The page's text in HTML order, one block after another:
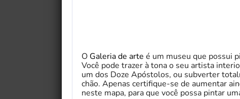
O Galeria de arte é um museu que possui
Você pode trazer à tona o seu artista
um dos Doze Apóstolos, ou subverter
chão. Apenas certifique-se de aumentar
neste mapa, para que você possa pintar